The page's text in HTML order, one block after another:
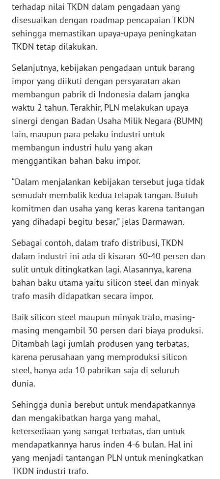
terhadap nilai TKDN dalam pengadaan yang
disesuaikan dengan roadmap pencapaian TKDN
sehingga memastikan upaya-upaya peningkatan
TKDN tetap dilakukan.
Selanjutnya, kebijakan pengadaan untuk barang
impor yang diikuti dengan persyaratan akan
membangun pabrik di Indonesia dalam jangka
waktu 2 tahun. Terakhir, PLN melakukan upaya
sinergi dengan Badan Usaha Milik Negara (BUMN)
lain, maupun para pelaku industri untuk
membangun industri hulu yang akan
menggantikan bahan baku impor.
“Dalam menjalankan kebijakan tersebut juga tidak
semudah membalik kedua telapak tangan. Butuh
komitmen dan usaha yang keras karena tantangan
yang dihadapi begitu besar,” jelas Darmawan.
Sebagai contoh, dalam trafo distribusi, TKDN
dalam industri ini ada di kisaran 30-40 persen dan
sulit untuk ditingkatkan lagi. Alasannya, karena
bahan baku utama yaitu silicon steel dan minyak
trafo masih didapatkan secara impor.
Baik silicon steel maupun minyak trafo, masing-
masing mengambil 30 persen dari biaya produksi.
Ditambah lagi jumlah produsen yang terbatas,
karena perusahaan yang memproduksi silicon
steel, hanya ada 10 pabrikan saja di seluruh
dunia.
Sehingga dunia berebut untuk mendapatkannya
dan mengakibatkan harga yang mahal,
ketersediaan yang sangat terbatas, dan untuk
mendapatkannya harus inden 4-6 bulan. Hal ini
yang menjadi tantangan PLN untuk meningkatkan
TKDN industri trafo.
WN
SULBAR
WN
WN
SUMBAR
WN
SUMSEL
BENGKULU
WN
LAMPUNG
WN
JATENG
WN
JOGJA
JATIM
WN
BALI
WN
KALBAR
WN
KALTENG